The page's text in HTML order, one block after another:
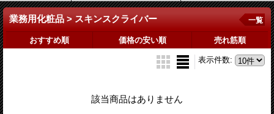
業務用化粧品 > スキンスクライバー 一覧
おすすめ順 価格の安い順 売れ筋順
表示件数:
該当商品はありません